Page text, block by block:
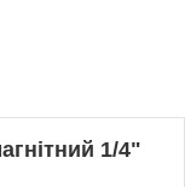
1/4"